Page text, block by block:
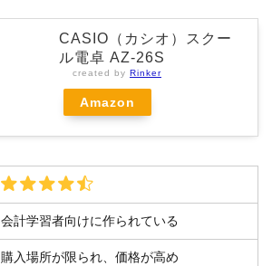
CASIO（カシオ）スクー
ル電卓 AZ-26S
created by Rinker
Amazon
会計学習者向けに作られている
購入場所が限られ、価格が高め